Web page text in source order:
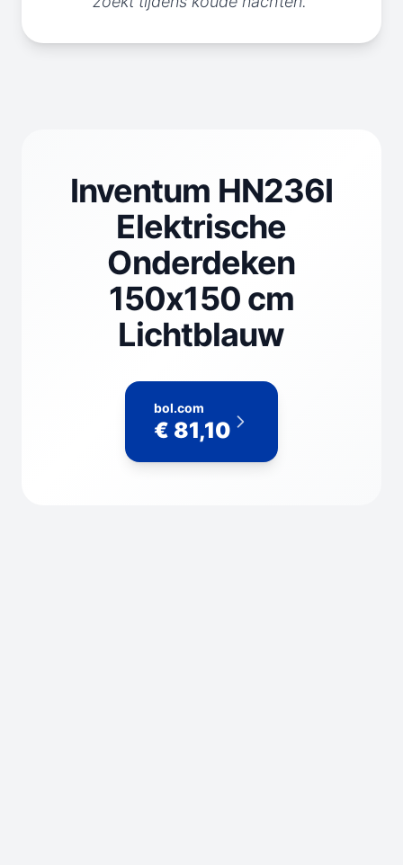
Inventum HN236I
Elektrische
Onderdeken
150x150 cm
Lichtblauw
bol.com
€ 81,10